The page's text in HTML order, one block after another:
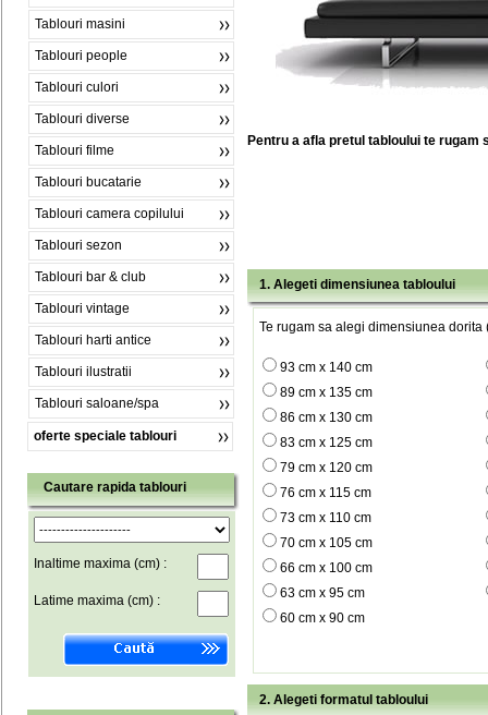
Tablouri masini
Tablouri people
Tablouri culori
Tablouri diverse
Tablouri filme
Tablouri bucatarie
Tablouri camera copilului
Tablouri sezon
Tablouri bar & club
Tablouri vintage
Tablouri harti antice
Tablouri ilustratii
Tablouri saloane/spa
oferte speciale tablouri
Cautare rapida tablouri
Inaltime maxima (cm) :
Latime maxima (cm) :
Pentru a afla pretul tabloului te rugam
1. Alegeti dimensiunea tabloului
Te rugam sa alegi dimensiunea dorita
93 cm x 140 cm
89 cm x 135 cm
86 cm x 130 cm
83 cm x 125 cm
79 cm x 120 cm
76 cm x 115 cm
73 cm x 110 cm
70 cm x 105 cm
66 cm x 100 cm
63 cm x 95 cm
60 cm x 90 cm
2. Alegeti formatul tabloului